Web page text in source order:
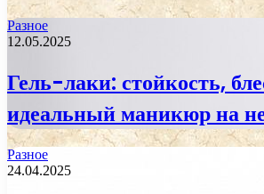
Разное
12.05.2025
Гель-лаки: стойкость,
идеальный маникюр на
Разное
24.04.2025